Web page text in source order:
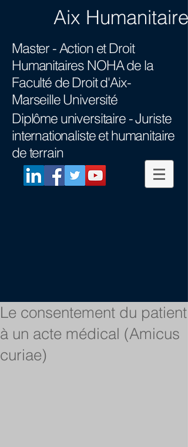
Aix Humanitaire
Master - Action et Droit
Humanitaires NOHAde la
Faculté de Droit d'Aix-
Marseille Université
Diplôme universitaire -Juriste
internationaliste et humanitaire
de terrain
Le consentement du patient
à un acte médical (Amicus
curiae)